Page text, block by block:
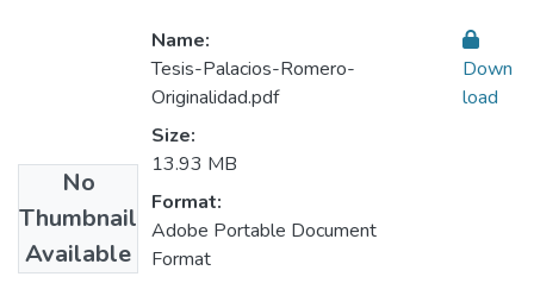
No
Thumbnail
Available
Name:
Tesis-Palacios-Romero-
Originalidad.pdf
Size:
13.93 MB
Format:
Adobe Portable Document
Format
Down
load